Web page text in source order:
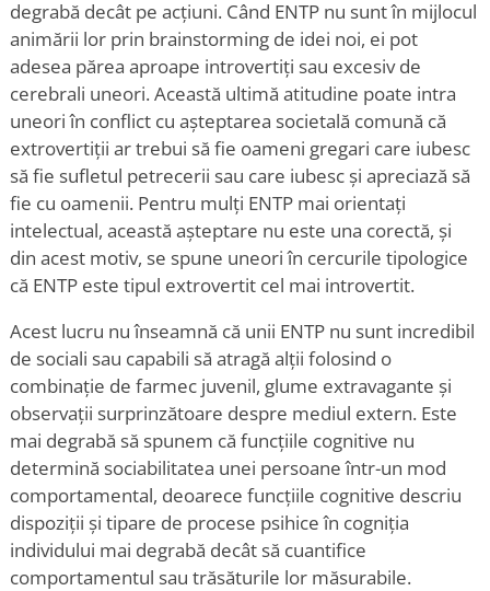
degrabă decât pe acțiuni. Când ENTP nu sunt în mijlocul
animării lor prin brainstorming de idei noi, ei pot
adesea părea aproape introvertiți sau excesiv de
cerebrali uneori. Această ultimă atitudine poate intra
uneori în conflict cu așteptarea societală comună că
extrovertiții ar trebui să fie oameni gregari care iubesc
să fie sufletul petrecerii sau care iubesc și apreciază să
fie cu oamenii. Pentru mulți ENTP mai orientați
intelectual, această așteptare nu este una corectă, și
din acest motiv, se spune uneori în cercurile tipologice
că ENTP este tipul extrovertit cel mai introvertit.
Acest lucru nu înseamnă că unii ENTP nu sunt incredibil
de sociali sau capabili să atragă alții folosind o
combinație de farmec juvenil, glume extravagante și
observații surprinzătoare despre mediul extern. Este
mai degrabă să spunem că funcțiile cognitive nu
determină sociabilitatea unei persoane într-un mod
comportamental, deoarece funcțiile cognitive descriu
dispoziții și tipare de procese psihice în cogniția
individului mai degrabă decât să cuantifice
comportamentul sau trăsăturile lor măsurabile.